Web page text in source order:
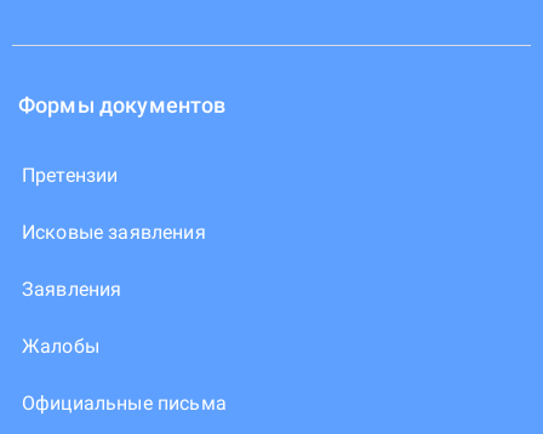
Формы документов
Претензии
Исковые заявления
Заявления
Жалобы
Официальные письма